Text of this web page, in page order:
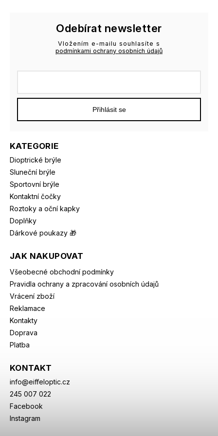
KATEGORIE
Dioptrické brýle
Sluneční brýle
Sportovní brýle
Kontaktní čočky
Roztoky a oční kapky
Doplňky
Dárkové poukazy 🎁
JAK NAKUPOVAT
Všeobecné obchodní podmínky
Pravidla ochrany a zpracování osobních údajů
Vrácení zboží
Reklamace
Kontakty
Doprava
Platba
KONTAKT
info@eiffeloptic.cz
245 007 022
Facebook
Instagram
Odebírat newsletter
Vložením e-mailu souhlasíte s
podmínkami ochrany osobních údajů
Přihlásit se